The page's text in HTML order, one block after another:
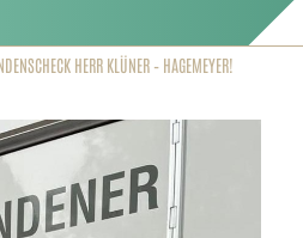
HERR KLÜNER – HAGEMEYER!